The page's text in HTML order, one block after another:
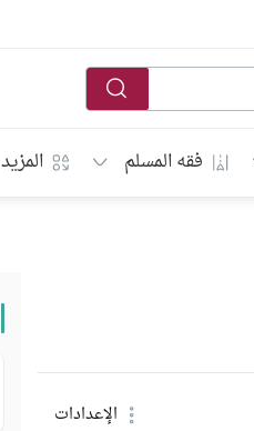
فقه المسلم المزيد
الإعدادات